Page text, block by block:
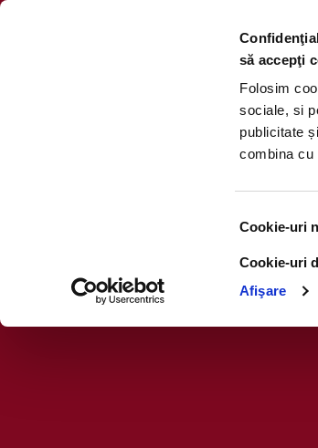
să accepţi
Folosim
sociale, si
publicitate
combina cu
Cookie-uri
Cookie-uri
Afişare